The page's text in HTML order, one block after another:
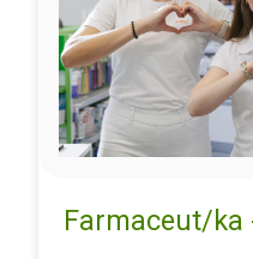
Farmaceut/ka